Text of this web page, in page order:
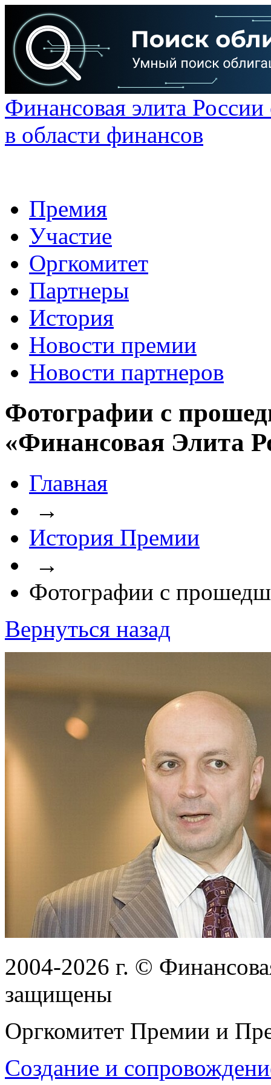
Финансовая элита
в области финансов
Премия
Участие
Оргкомитет
Партнеры
История
Новости премии
Новости партнеров
Фотографии с
«Финансовая Элита
Главная
→
История Премии
→
Фотографии с
Вернуться назад
2004-2026 г. ©
защищены
Оргкомитет Премии и
Создание и